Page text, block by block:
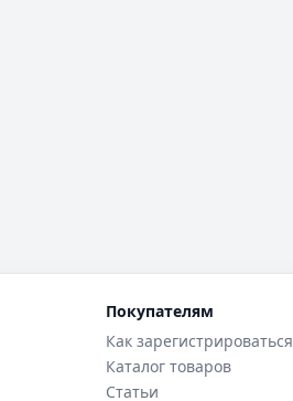
Покупателям
Как зарегистрироваться
Каталог товаров
Статьи